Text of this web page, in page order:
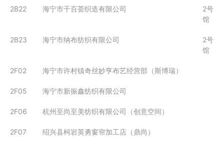
2B22 海宁市千百荟织造有限公司
2号
馆
2B23 海宁市纳布纺织有限公司
2号
馆
2F02 海宁市许村镇奇丝妙亨布艺经营部（斯博瑞）
2F05 海宁市新振鑫纺织有限公司
2F06 杭州至尚至美纺织有限公司（创意空间）
2F07 绍兴县柯岩英勇窗帘加工店（鼎尚）